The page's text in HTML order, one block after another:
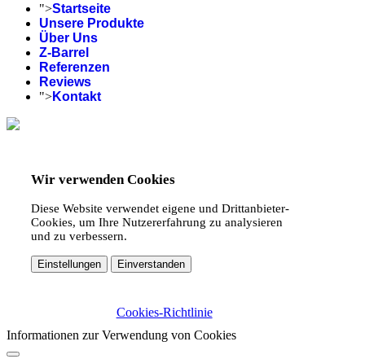
">Startseite
Unsere Produkte
Über Uns
Z-Barrel
Referenzen
Reviews
">Kontakt
Wir verwenden Cookies
Diese Website verwendet eigene und Drittanbieter-
Cookies, um Ihre Nutzererfahrung zu analysieren
und zu verbessern.
Einstellungen Einverstanden
Cookies-Richtlinie
Informationen zur Verwendung von Cookies